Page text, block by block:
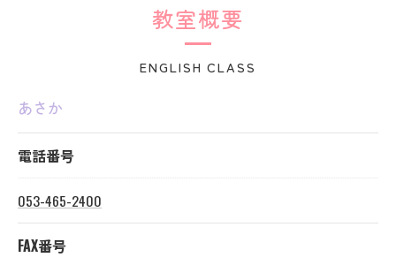
教室概要
ENGLISH CLASS
あさか
電話番号
053-465-2400
FAX番号